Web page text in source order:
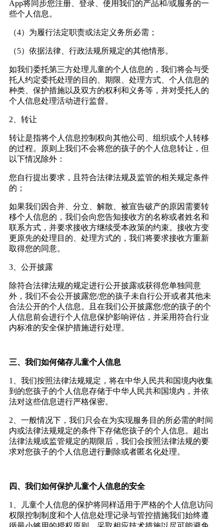
App将同步您注册、登录、使用我们的产品和/或服务的一
些个人信息。
（4）为履行法定职责或法定义务所必需；
（5）依据法律、行政法规所规定的其他情形。
如我们委托第三方处理儿童的个人信息的，我们将会与受
托人约定委托处理的目的、期限、处理方式、个人信息的
种类、保护措施以及双方的权利和义务等，并对受托人的
个人信息处理活动进行监督。
2 、转让
转让是指将个人信息控制权向其他公司、组织或个人转移
的过程。原则上我们不会将您的孩子的个人信息转让，但
以下情况除外：
您自行提出要求，且符合法律法规及监管的相关规定条件
的；
如果我们因合并、分立、解散、被宣告破产的原因需要转
移个人信息的，我们会向您告知接收方的名称或者姓名和
联系方式，并要求接收方继续受本政策的约束。接收方变
更原先的处理目的、处理方式的，我们将要求接收方重新
取得您的同意。
3 、公开披露
除符合法律法规的规定进行公开披露或获得您单独同意
外，我们不会公开披露您/您的孩子未自行公开或者其他未
合法公开的个人信息。且在我们公开披露您/您的孩子的个
人信息前会进行个人信息保护影响评估，并采用符合行业
内标准的安全保护措施进行处理。
三、我们如何储存儿童个人信息
1
、我们按照法律法规规定，将在中华人民共和国境内收集
到的您孩子的个人信息存储于中华人民共和国境内，并依
法对这些信息进行严格保密。
2 、一般情况下，我们只会在为实现服务目的所必需的时间
内或法律法规规定的条件下存储您孩子的个人信息。超出
法律法规或监管规定的期限后，我们会按照法律法规的要
求对您孩子的个人信息进行删除或者匿名化处理。
四、我们如何保护儿童个人信息的安全
1
、儿童个人信息的保护将同样适用于严格的个人信息访问
权限控制制度和个人信息处理记录与管控措施我们始终遵